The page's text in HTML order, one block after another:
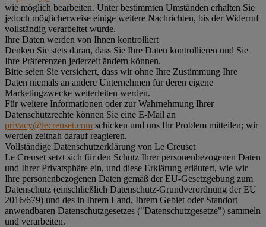
wie möglich bearbeiten. Unter bestimmten Umständen erhalten Sie
jedoch möglicherweise einige weitere Nachrichten, bis der Widerruf
vollständig verarbeitet wurde.
Ihre Daten werden von Ihnen kontrolliert
Denken Sie stets daran, dass Sie Ihre Daten kontrollieren und Sie
Ihre Präferenzen jederzeit ändern können.
Bitte seien Sie versichert, dass wir ohne Ihre Zustimmung Ihre
Daten niemals an andere Unternehmen für deren eigene
Marketingzwecke weiterleiten werden.
Für weitere Informationen oder zur Wahrnehmung Ihrer
Datenschutzrechte können Sie eine E-Mail an
privacy@lecreuset.com schicken und uns Ihr Problem mitteilen; wir
werden zeitnah darauf reagieren.
Vollständige Datenschutzerklärung von Le Creuset
Le Creuset setzt sich für den Schutz Ihrer personenbezogenen Daten
und Ihrer Privatsphäre ein, und diese Erklärung erläutert, wie wir
Ihre personenbezogenen Daten gemäß der EU-Gesetzgebung zum
Datenschutz (einschließlich Datenschutz-Grundverordnung der EU
2016/679) und des in Ihrem Land, Ihrem Gebiet oder Standort
anwendbaren Datenschutzgesetzes ("Datenschutzgesetze") sammeln
und verarbeiten.